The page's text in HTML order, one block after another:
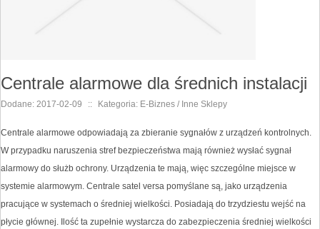
Centrale alarmowe dla średnich instalacji
Dodane: 2017-02-09 :: Kategoria: E-Biznes / Inne Sklepy
Centrale alarmowe odpowiadają za zbieranie sygnałów z urządzeń kontrolnych.
W przypadku naruszenia stref bezpieczeństwa mają również wysłać sygnał
alarmowy do służb ochrony. Urządzenia te mają, więc szczególne miejsce w
systemie alarmowym. Centrale satel versa pomyślane są, jako urządzenia
pracujące w systemach o średniej wielkości. Posiadają do trzydziestu wejść na
płycie głównej. Ilość ta zupełnie wystarcza do zabezpieczenia średniej wielkości